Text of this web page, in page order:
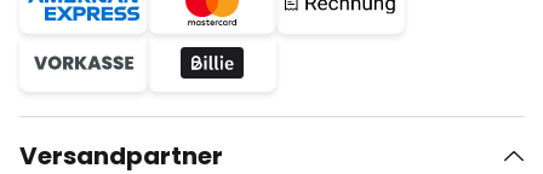
Versandpartner